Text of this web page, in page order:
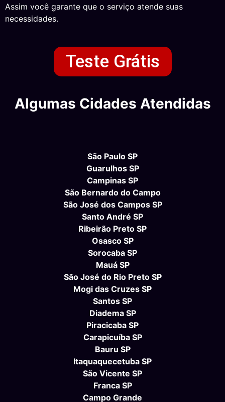
Assim você garante que o serviço atende suas
necessidades.
Teste Grátis
Algumas Cidades Atendidas
São Paulo SP
Guarulhos SP
Campinas SP
São Bernardo do Campo
São José dos Campos SP
Santo André SP
Ribeirão Preto SP
Osasco SP
Sorocaba SP
Mauá SP
São José do Rio Preto SP
Mogi das Cruzes SP
Santos SP
Diadema SP
Piracicaba SP
Carapicuíba SP
Bauru SP
Itaquaquecetuba SP
São Vicente SP
Franca SP
Campo Grande